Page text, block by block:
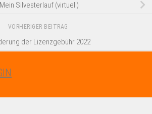
Mein Silvesterlauf (virtuell)
VORHERIGER BEITRAG
der Lizenzgebühr 2022